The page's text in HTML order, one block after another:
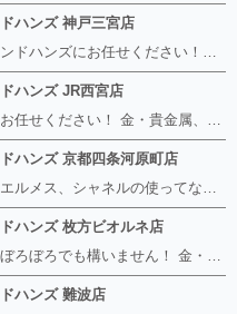
ハンズ 神戸三宮店
ブランド品の高価買取はブランドハンズにお任せください！！ 高騰し続けている金・貴金属はもちろん、ルイヴィトン、エルメス、シャネル、ロレックスは特に力を入れております。 その他ブランド食器、銀シルバー製品、美容機器、脱毛器、スマホなど幅広く取り扱っております！ 鑑定士は経験豊富で親切丁寧な対応を心がけております。 鑑定書がないものでもしっかり見させて頂きます。
ハンズ JR西宮店
高価買取はブランドハンズにお任せください！ 金・貴金属、ルイヴィトン、エルメス、シャネル、ロレックスは特に力を入れておりますが、 他店で断られたボロボロになったバッグや財布、壊れたブランド品、時計、千切れた貴金属もお買取り可能です。 経験豊富な鑑定士が宝石やダイヤモンドの鑑定書がないものでもしっかり見させて頂きます。 その他ブランド食器、銀シルバー製品、美容機器、脱毛器、スマホなど幅広く取り扱っております！ 是非お気軽にお越しください。
ハンズ 京都四条河原町店
高価買取！！ルイヴィトン、エルメス、シャネルの使ってないものなど ブランドハンズならボロボロでも構いません。 他店に断られたものも当店ならお買取り可能です！ ロレックスやフェンディ、グッチも大歓迎です！ ブランド品や貴金属、時計、宝石、ダイヤモンドは特に高価買取ですのでお査定だけでもお待ちしております。
ハンズ 枚方ビオルネ店
高価買取のブランドハンズはぼろぼろでも構いません！ 金・貴金属、ルイヴィトンやエルメス、シャネルの使ってないものはございませんか？ 他店に断られたものも当店ならお買取り可能です！ ロレックスやフェンディ、グッチも大歓迎！ ブランド品や貴金属、時計、宝石、ダイヤモンドは特に高価買取ですがブランド食器、スマホ、美容機器、銀製品など幅広く取り扱っております。
ハンズ 難波店